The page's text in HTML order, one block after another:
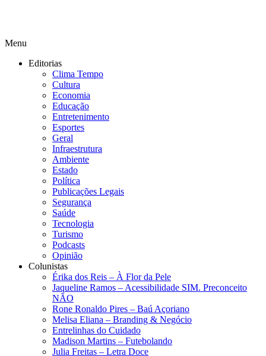
Menu
Editorias
Clima Tempo
Cultura
Economia
Educação
Entretenimento
Esportes
Geral
Infraestrutura
Ambiente
Estado
Política
Publicações Legais
Segurança
Saúde
Tecnologia
Turismo
Podcasts
Opinião
Colunistas
Érika dos Reis​ – À Flor da Pele
Jaqueline Ramos – Acessibilidade SIM. Preconceito
NÃO
Rone Ronaldo Pires – Baú Açoriano
Melisa Eliana – Branding & Negócio
Entrelinhas do Cuidado
Madison Martins – Futebolando
Julia Freitas​ – Letra Doce